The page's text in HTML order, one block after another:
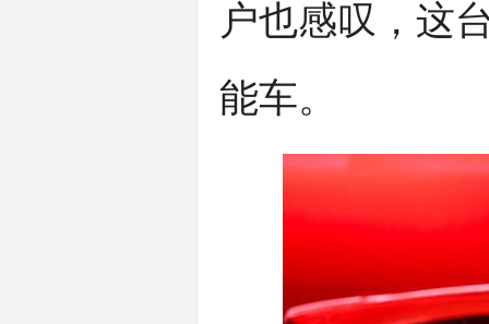
户也感叹，这
能车。